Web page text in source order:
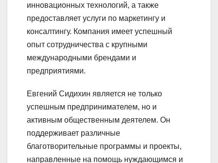
инновационных технологий, а также
предоставляет услуги по маркетингу и
консалтингу. Компания имеет успешный
опыт сотрудничества с крупными
международными брендами и
предприятиями.
Евгений Сидихин является не только
успешным предпринимателем, но и
активным общественным деятелем. Он
поддерживает различные
благотворительные программы и проекты,
направленные на помощь нуждающимся и